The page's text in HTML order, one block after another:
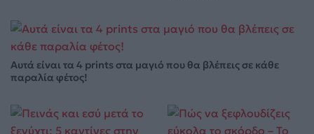
Αυτά είναι τα 4 prints στα μαγιό που θα βλέπεις σε κάθε
παραλία φέτος!